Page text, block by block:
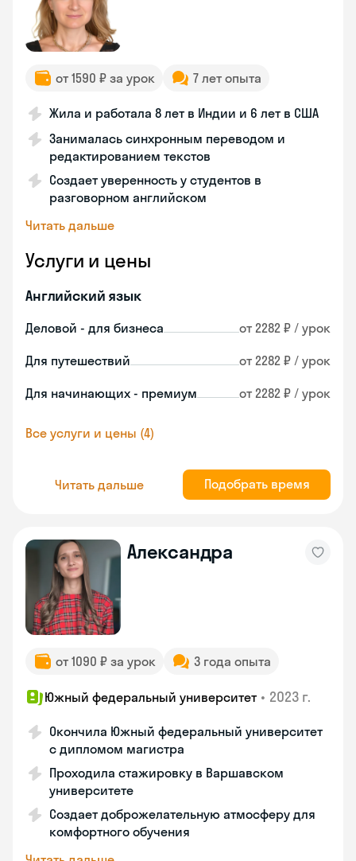
от 1590 ₽ за урок 7 лет опыта
Жила и работала 8 лет в Индии и 6 лет в США
Занималась синхронным переводом и
редактированием текстов
Создает уверенность у студентов в
разговорном английском
Читать дальше
Услуги и цены
Английский язык
Деловой - для бизнеса от 2282 ₽ / урок
Для путешествий от 2282 ₽ / урок
Для начинающих - премиум от 2282 ₽ / урок
Все услуги и цены (4)
Читать дальше Подобрать время
Александра
от 1090 ₽ за урок 3 года опыта
Южный федеральный университет • 2023 г.
Окончила Южный федеральный университет
с дипломом магистра
Проходила стажировку в Варшавском
университете
Создает доброжелательную атмосферу для
комфортного обучения